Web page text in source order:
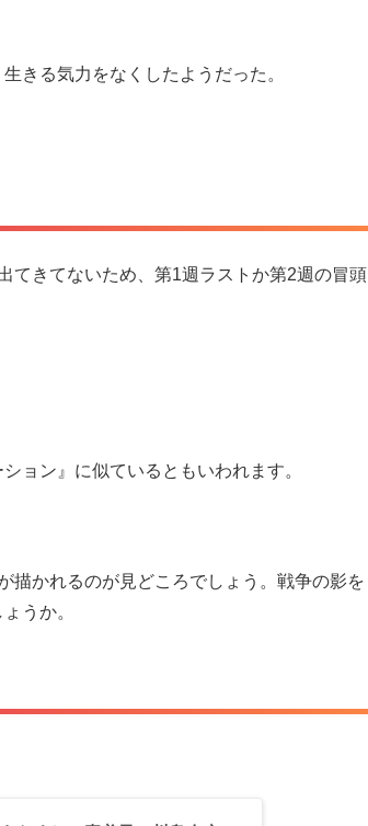
きる気力をなくしたようだった。
てきてないため、第1週ラストか第2週の冒頭
ョン』に似ているともいわれます。
描かれるのが見どころでしょう。戦争の影を
うか。